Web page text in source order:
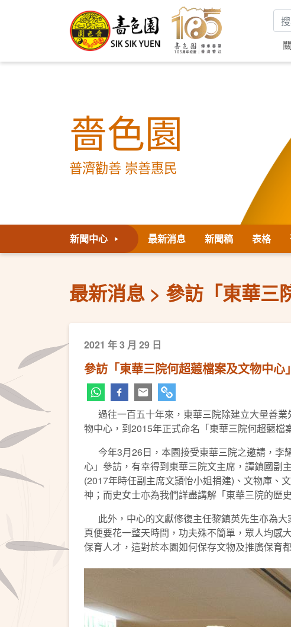
搜
嗇色園
普濟勸善 崇善惠民
新聞中心 最新消息 新聞稿 表格
最新消息 參訪「東華三
2021 年 3 月 29 日
參訪「東華三院何超蕸檔案及文物中心」
過往一百五十年來，東華三院除建立大量善業
物中心，到2015年正式命名「東華三院何超蕸檔
今年3月26日，本園接受東華三院之邀請，李
心」參訪，有幸得到東華三院文主席，譚鎮國副
(2017年時任副主席文頴怡小姐捐建)、文物庫、
神；而史女士亦為我們詳盡講解「東華三院的歷
此外，中心的文獻修復主任黎鎮英先生亦為大
頁便要花一整天時間，功夫殊不簡單，眾人均感
保育人才，這對於本園如何保存文物及推廣保育